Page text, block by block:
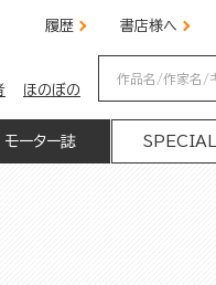
履歴 書店様へ
ほのぼの
モーター誌 SPECIAL